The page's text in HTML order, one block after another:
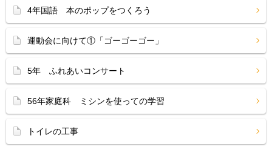
4年国語 本のポップをつくろう
運動会に向けて①「ゴーゴーゴー」
5年 ふれあいコンサート
56年家庭科 ミシンを使っての学習
トイレの工事